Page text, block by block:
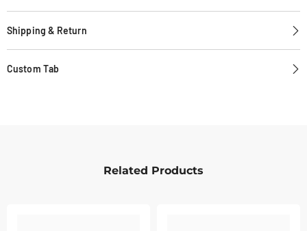
Shipping & Return
Custom Tab
Related Products